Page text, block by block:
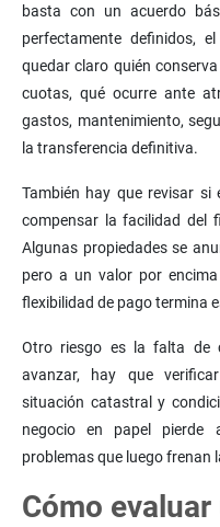
basta con un acuerdo
perfectamente definidos,
quedar claro quién
cuotas, qué ocurre ante
gastos, mantenimiento,
la transferencia definitiva.
También hay que revisar
compensar la facilidad del
Algunas propiedades se
pero a un valor por encima
flexibilidad de pago termina
Otro riesgo es la falta de
avanzar, hay que
situación catastral y
negocio en papel pierde
problemas que luego frenan
Cómo